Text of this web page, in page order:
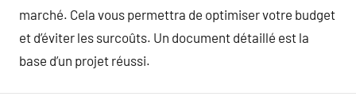
marché. Cela vous permettra de optimiser votre budget
et d’éviter les surcoûts. Un document détaillé est la
base d’un projet réussi.